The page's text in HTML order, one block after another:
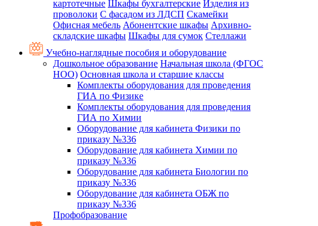
картотечные Шкафы бухгалтерские Изделия из
проволоки С фасадом из ЛДСП Скамейки
Офисная мебель Абонентские шкафы Архивно-
складские шкафы Шкафы для сумок Стеллажи
Учебно-наглядные пособия и оборудование
Дошкольное образование Начальная школа (ФГОС
НОО) Основная школа и старшие классы
Комплекты оборудования для проведения
ГИА по Физике
Комплекты оборудования для проведения
ГИА по Химии
Оборудование для кабинета Физики по
приказу №336
Оборудование для кабинета Химии по
приказу №336
Оборудование для кабинета Биологии по
приказу №336
Оборудование для кабинета ОБЖ по
приказу №336
Профобразование